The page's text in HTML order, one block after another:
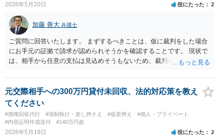
2026年5月20日 役にたった 2
加藤 善大 弁護士
ご質問に回答いたします。 まずするべきことは、仮に裁判をした場合
にお手元の証拠で請求が認められそうかを確認することです。 現状で
は、相手から任意の支払は見込めそうもないため、裁判を想定する必
合は証拠が必要になります。 借用書や振込履歴がないとのことですの
で、 例えば、相手とのＬＩＮＥのやりとりで、 相手からの「１００万
円貸してくれてありがとう」とか「１００万円の返済はもう少し待っ
て欲しい」等の記載があれば証拠になり得るでしょう。 ご質問に対す
る回答は以上ですが、可能であれば、ご依頼になるかは別にして、お
近くの弁護士に直接相談されて、今後の対応についてアドバイスを求
元交際相手への300万円貸付未回収、法的対応策を教え
てください
#債権回収代行 #強制執行・差し押さえ #仮差押え
#個人・プライベート
#内容証明作成送付
#140万円超
2026年5月19日 役にたった 2